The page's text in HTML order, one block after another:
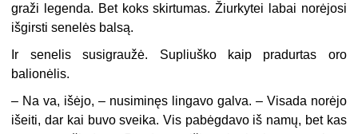
graži legenda. Bet koks skirtumas. Žiurkytei labai norėjosi
išgirsti senelės balsą.
Ir senelis susigraužė. Supliuško kaip pradurtas oro
balionėlis.
– Na va, išėjo, – nusiminęs lingavo galva. – Visada norėjo
išeiti, dar kai buvo sveika. Vis pabėgdavo iš namų, bet kas